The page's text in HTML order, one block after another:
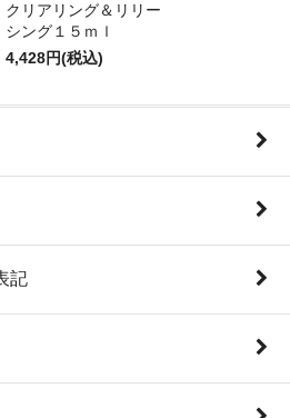
クリアリング＆リリー
シング１５ｍｌ
4,428円(税込)
記